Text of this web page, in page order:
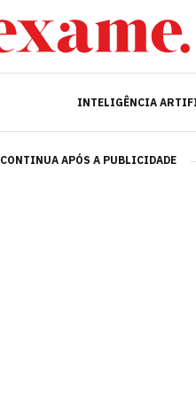
INTELIGÊNCIA
INTELIGÊNCIA
CONTINUA APÓS A PUBLICIDADE